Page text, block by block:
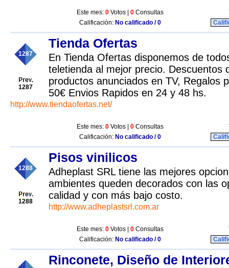
Este mes: 0 Votos | 0 Consultas
Calificación: No calificado / 0
1287
1287
Tienda Ofertas
En Tienda Ofertas disponemos de
teletienda al mejor precio. Descuentos
productos anunciados en TV, Regalos
50€ Envios Rapidos en 24 y 48 hs.
http://www.tiendaofertas.net/
Este mes: 0 Votos | 0 Consultas
Calificación: No calificado / 0
1288
1288
Pisos vinilicos
Adheplast SRL tiene las mejores
ambientes queden decorados con las
calidad y con más bajo costo.
http://www.adheplastsrl.com.ar
Este mes: 0 Votos | 0 Consultas
Calificación: No calificado / 0
Rinconete, Diseño de